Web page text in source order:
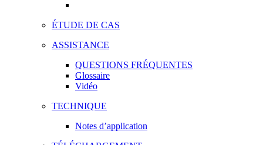
ÉTUDE DE CAS
ASSISTANCE
QUESTIONS FRÉQUENTES
Glossaire
Vidéo
TECHNIQUE
Notes d’application